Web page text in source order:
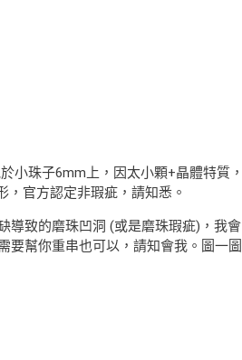
小珠子6mm上，因太小顆+晶體特質，
官方認定非瑕疵，請知悉。
導致的磨珠凹洞 (或是磨珠瑕疵)，我會
要幫你重串也可以，請知會我。圖一圖